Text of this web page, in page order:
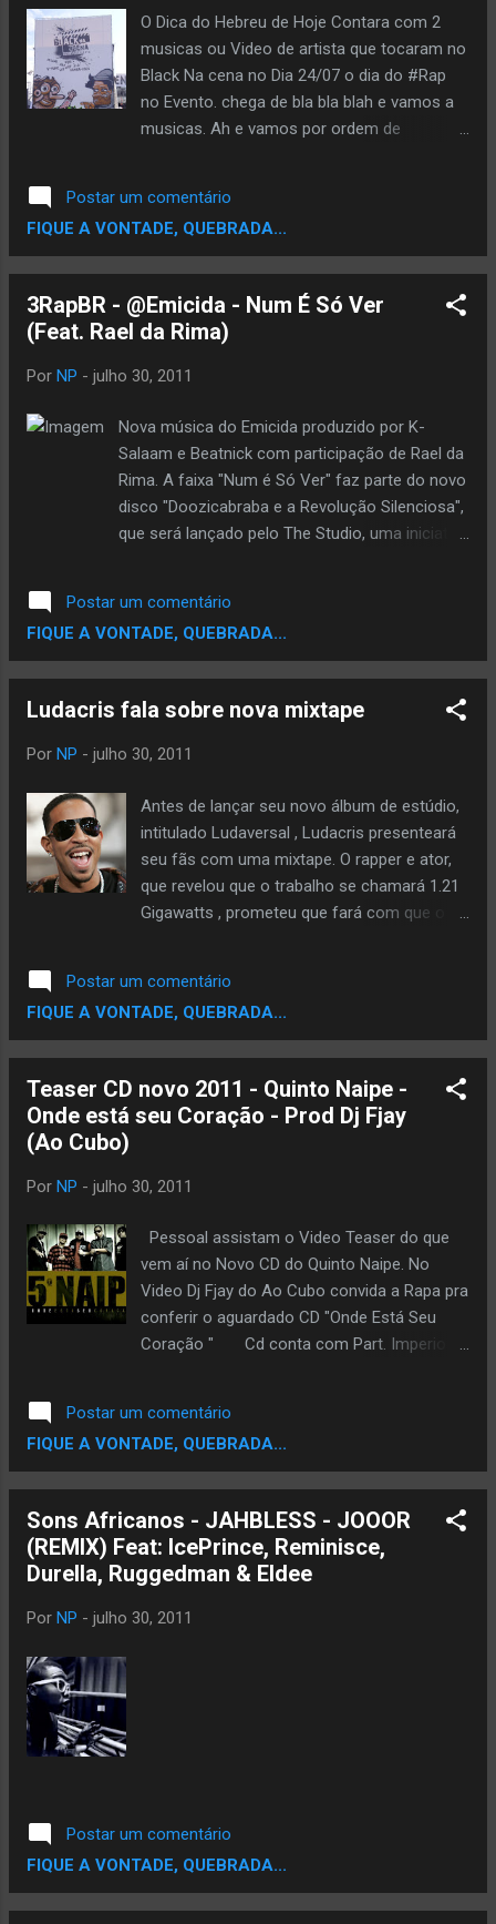
Mv Bill que estava na lista do show, já não
fará parte do mesmo e estão em contactos
já avançados para trazerem os Racionais
MC’s para o substituir, segundo a
organização já se pode dar como dado
agenda da organização, mas por terem já
agendados shows para estas datas,
recorreram a Bob da Rage Sense que virá
O Dica do Hebreu de Hoje Contara com 2
musicas ou Video de artista que tocaram no
Black Na cena no Dia 24/07 o dia do #Rap
no Evento. chega de bla bla blah e vamos a
musicas. Ah e vamos por ordem de
NO PIÃO SANDRAO (RZO/Wu-BRasil) E
TOM (Função RHK) - ZIGUE-ZAGUE.
SANDRÃO - Lado Negro Da Força (PART.
HELIÃO) thaide e dj hum - apresento meu
amigo THAIDE DJ Hum Tempo Bom
Naughty By Nature Jamboree Naughty By
Nature performing Flags Edy Rock & KL
Completa Ao Vivo Method Man & Redman
- How High Part 2 Shimmy Shimmy Ya-
O.D.B. (Original Uncensored) Methodman e
red...
Postar um comentário
FIQUE A VONTADE, QUEBRADA...
3RapBR - @Emicida - Num É Só Ver
(Feat. Rael da Rima)
Por NP - julho 30, 2011
Nova música do Emicida produzido por K-
Salaam e Beatnick com participação de Rael da
Rima. A faixa "Num é Só Ver" faz parte do novo
disco "Doozicabraba e a Revolução Silenciosa",
que será lançado pelo The Studio, uma iniciativa
www.thecreatorsproject.com.br
www.twitter.com/creators_brasil #creatorsbr
#Doozicabraba
Postar um comentário
FIQUE A VONTADE, QUEBRADA...
Ludacris fala sobre nova mixtape
Por NP - julho 30, 2011
Antes de lançar seu novo álbum de estúdio,
intitulado Ludaversal , Ludacris presenteará
seu fãs com uma mixtape. O rapper e ator,
que revelou que o trabalho se chamará 1.21
Gigawatts , prometeu que fará com que o
chama 1.21 Gigawatts , disse Luda em uma
entrevista. São Gigawatts que equivalem a
milhões de watts, e nós vamos sair do
fazer ouvir mais alto que qualquer outra
coisa que você ouviu na sua vida,
para as ruas. 1.21 Gigawatts ainda não tem
Postar um comentário
FIQUE A VONTADE, QUEBRADA...
Teaser CD novo 2011 - Quinto Naipe -
Onde está seu Coração - Prod Dj Fjay
(Ao Cubo)
Por NP - julho 30, 2011
Pessoal assistam o Video Teaser do que
vem aí no Novo CD do Quinto Naipe. No
Video Dj Fjay do Ao Cubo convida a Rapa pra
conferir o aguardado CD "Onde Está Seu
Coração " Cd conta com Part. Imperio
Music), Érica Ranzen (Ministério Ton Carfi),
Nego Jam (Big Ben Bang
Johnson/Racionais), Produzido por Dj Fjay
(nação hip hop). Escute e baixe: Quinto Naipe
- Onde está Seu Coração - Part. Mano Reco
& Dany Grace www.youtube.com/watch?
v=nxqE9VmiFkg Download da música:
Postar um comentário
FIQUE A VONTADE, QUEBRADA...
Sons Africanos - JAHBLESS - JOOOR
(REMIX) Feat: IcePrince, Reminisce,
Durella, Ruggedman & Eldee
Por NP - julho 30, 2011
Postar um comentário
FIQUE A VONTADE, QUEBRADA...